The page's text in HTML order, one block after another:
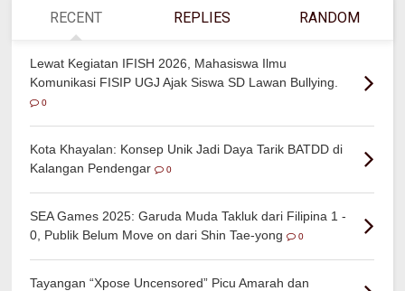
RECENT REPLIES RANDOM
Lewat Kegiatan IFISH 2026, Mahasiswa Ilmu
Komunikasi FISIP UGJ Ajak Siswa SD Lawan Bullying.
0
Kota Khayalan: Konsep Unik Jadi Daya Tarik BATDD di
Kalangan Pendengar
0
SEA Games 2025: Garuda Muda Takluk dari Filipina 1 -
0, Publik Belum Move on dari Shin Tae-yong
0
Tayangan “Xpose Uncensored” Picu Amarah dan